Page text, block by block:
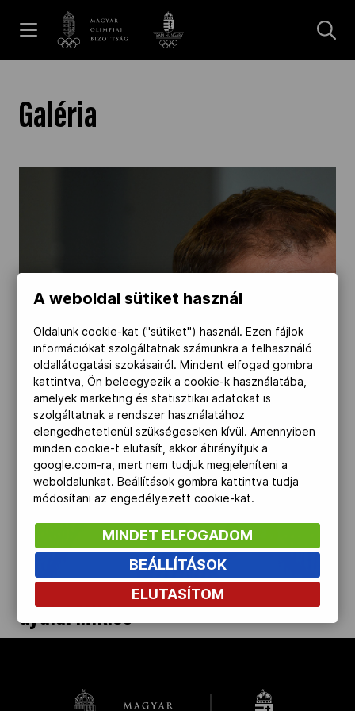
MOB
Kettőskarrier-program
NOB
Társszervezetek
OVEP
Adatbank
Galéria
Gyulai Miklós
A weboldal sütiket használ
Oldalunk cookie-kat ("sütiket") használ. Ezen fájlok
információkat szolgáltatnak számunkra a felhasználó
oldallátogatási szokásairól. Mindent elfogad gombra
kattintva, Ön beleegyezik a cookie-k használatába,
amelyek marketing és statisztikai adatokat is
szolgáltatnak a rendszer használatához
elengedhetetlenül szükségeseken kívül. Amennyiben
minden cookie-t elutasít, akkor átirányítjuk a
google.com-ra, mert nem tudjuk megjeleníteni a
weboldalunkat. Beállítások gombra kattintva tudja
módosítani az engedélyezett cookie-kat.
MINDET ELFOGADOM
BEÁLLÍTÁSOK
ELUTASÍTOM